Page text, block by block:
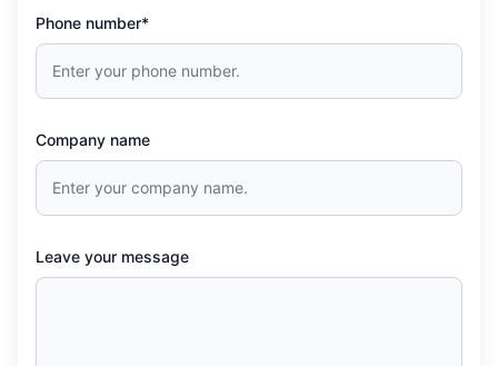
Phone number*
Company name
Leave your message